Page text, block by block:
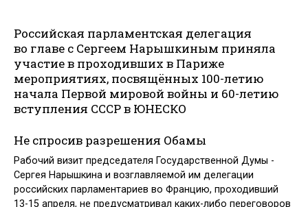
Российская парламентская делегация
во главе с Сергеем Нарышкиным приняла
участие в проходивших в Париже
мероприятиях, посвящённых 100-летию
начала Первой мировой войны и 60-летию
вступления СССР в ЮНЕСКО
Не спросив разрешения Обамы
Рабочий визит председателя Государственной Думы ­
Сергея Нарышкина и возглавляемой им делегации
российских парламентариев во Францию, проходивший
13-15 апреля, не предусматривал каких-либо переговоров